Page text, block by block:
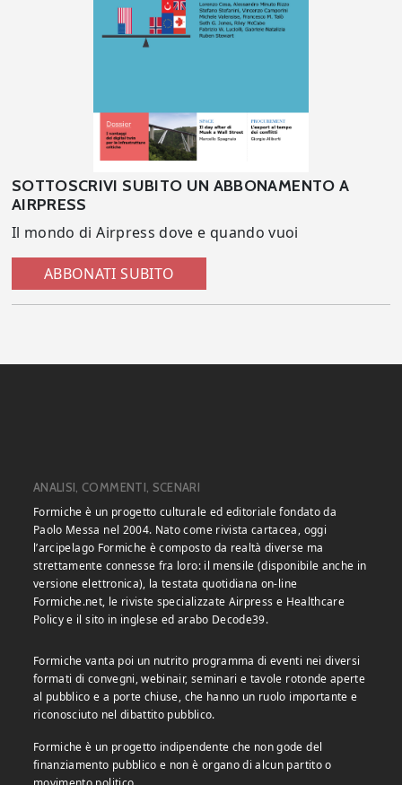
SOTTOSCRIVI SUBITO UN ABBONAMENTO A
AIRPRESS
Il mondo di Airpress dove e quando vuoi
ABBONATI SUBITO
ANALISI, COMMENTI, SCENARI
Formiche è un progetto culturale ed editoriale fondato da
Paolo Messa nel 2004. Nato come rivista cartacea, oggi
l’arcipelago Formiche è composto da realtà diverse ma
strettamente connesse fra loro: il mensile (disponibile anche in
versione elettronica), la testata quotidiana on-line
Formiche.net, le riviste specializzate Airpress e Healthcare
Policy e il sito in inglese ed arabo Decode39.
Formiche vanta poi un nutrito programma di eventi nei diversi
formati di convegni, webinair, seminari e tavole rotonde aperte
al pubblico e a porte chiuse, che hanno un ruolo importante e
riconosciuto nel dibattito pubblico.
Formiche è un progetto indipendente che non gode del
finanziamento pubblico e non è organo di alcun partito o